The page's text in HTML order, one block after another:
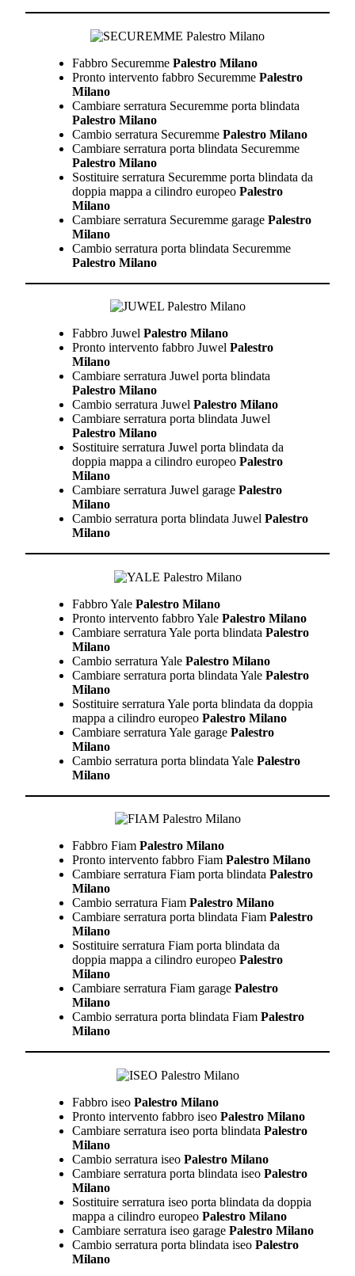
Fabbro Securemme Palestro Milano
Pronto intervento fabbro Securemme Palestro
Milano
Cambiare serratura Securemme porta blindata
Palestro Milano
Cambio serratura Securemme Palestro Milano
Cambiare serratura porta blindata Securemme
Palestro Milano
Sostituire serratura Securemme porta blindata da
doppia mappa a cilindro europeo Palestro
Milano
Cambiare serratura Securemme garage Palestro
Milano
Cambio serratura porta blindata Securemme
Palestro Milano
Fabbro Juwel Palestro Milano
Pronto intervento fabbro Juwel Palestro
Milano
Cambiare serratura Juwel porta blindata
Palestro Milano
Cambio serratura Juwel Palestro Milano
Cambiare serratura porta blindata Juwel
Palestro Milano
Sostituire serratura Juwel porta blindata da
doppia mappa a cilindro europeo Palestro
Milano
Cambiare serratura Juwel garage Palestro
Milano
Cambio serratura porta blindata Juwel Palestro
Milano
Fabbro Yale Palestro Milano
Pronto intervento fabbro Yale Palestro Milano
Cambiare serratura Yale porta blindata Palestro
Milano
Cambio serratura Yale Palestro Milano
Cambiare serratura porta blindata Yale Palestro
Milano
Sostituire serratura Yale porta blindata da doppia
mappa a cilindro europeo Palestro Milano
Cambiare serratura Yale garage Palestro
Milano
Cambio serratura porta blindata Yale Palestro
Milano
Fabbro Fiam Palestro Milano
Pronto intervento fabbro Fiam Palestro Milano
Cambiare serratura Fiam porta blindata Palestro
Milano
Cambio serratura Fiam Palestro Milano
Cambiare serratura porta blindata Fiam Palestro
Milano
Sostituire serratura Fiam porta blindata da
doppia mappa a cilindro europeo Palestro
Milano
Cambiare serratura Fiam garage Palestro
Milano
Cambio serratura porta blindata Fiam Palestro
Milano
Fabbro iseo Palestro Milano
Pronto intervento fabbro iseo Palestro Milano
Cambiare serratura iseo porta blindata Palestro
Milano
Cambio serratura iseo Palestro Milano
Cambiare serratura porta blindata iseo Palestro
Milano
Sostituire serratura iseo porta blindata da doppia
mappa a cilindro europeo Palestro Milano
Cambiare serratura iseo garage Palestro Milano
Cambio serratura porta blindata iseo Palestro
Milano